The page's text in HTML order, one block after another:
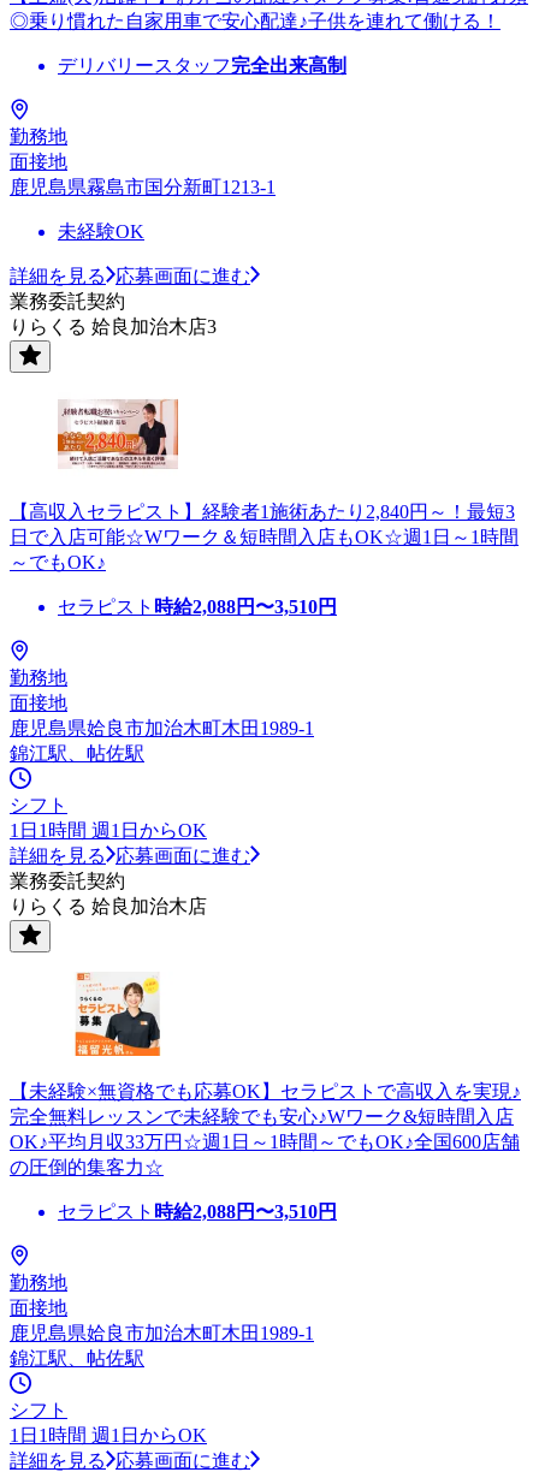
◎乗り慣れた自家用車で安心配達♪子供を連れて働ける！
デリバリースタッフ完全出来高制
勤務地
面接地
鹿児島県霧島市国分新町1213-1
未経験OK
詳細を見る
応募画面に進む
業務委託契約
りらくる 姶良加治木店3
【高収入セラピスト】経験者1施術あたり2,840円～！最短3
日で入店可能☆Wワーク＆短時間入店もOK☆週1日～1時間
～でもOK♪
セラピスト 時給2,088円〜3,510円
勤務地
面接地
鹿児島県姶良市加治木町木田1989-1
錦江駅、帖佐駅
シフト
1日1時間 週1日からOK
詳細を見る
応募画面に進む
業務委託契約
りらくる 姶良加治木店
【未経験×無資格でも応募OK】セラピストで高収入を実現♪
完全無料レッスンで未経験でも安心♪Wワーク&短時間入店
OK♪平均月収33万円☆週1日～1時間～でもOK♪全国600店舗
の圧倒的集客力☆
セラピスト 時給2,088円〜3,510円
勤務地
面接地
鹿児島県姶良市加治木町木田1989-1
錦江駅、帖佐駅
シフト
1日1時間 週1日からOK
詳細を見る
応募画面に進む